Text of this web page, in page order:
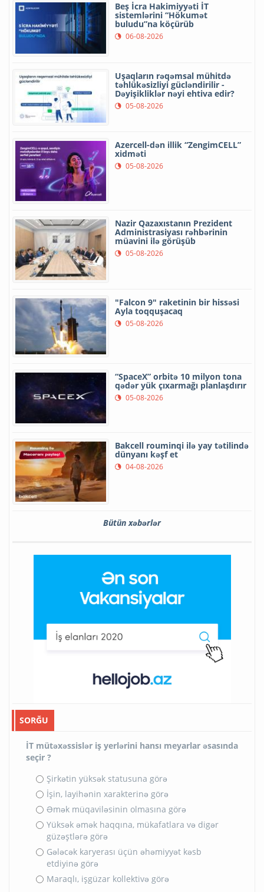
Beş İcra Hakimiyyəti İT
sistemlərini “Hökumət
buludu”na köçürüb
06-08-2026
Uşaqların rəqəmsal mühitdə
təhlükəsizliyi gücləndirilir -
Dəyişikliklər nəyi ehtiva edir?
05-08-2026
Azercell-dən illik “ZengimCELL”
xidməti
05-08-2026
Nazir Qazaxıstanın Prezident
Administrasiyası rəhbərinin
müavini ilə görüşüb
05-08-2026
"Falcon 9" raketinin bir hissəsi
Ayla toqquşacaq
05-08-2026
“SpaceX” orbitə 10 milyon tona
qədər yük çıxarmağı planlaşdırır
05-08-2026
Bakcell rouminqi ilə yay tətilində
dünyanı kəşf et
04-08-2026
Bütün xəbərlər
SORĞU
İT mütəxəssislər iş yerlərini hansı meyarlar əsasında
seçir ?
Şirkətin yüksək statusuna görə
İşin, layihənin xarakterinə görə
Əmək müqaviləsinin olmasına görə
Yüksək əmək haqqına, mükafatlara və digər
güzəştlərə görə
Gələcək karyerası üçün əhəmiyyət kəsb
etdiyinə görə
Maraqlı, işgüzar kollektivə görə